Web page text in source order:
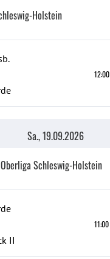
Holstein
12:00
Sa., 19.09.2026
Schleswig-Holstein
II
11:00